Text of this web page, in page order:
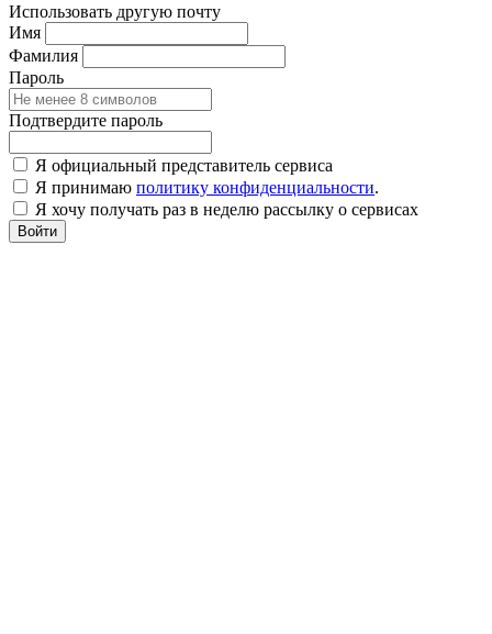
Использовать другую почту
Имя
Фамилия
Пароль
Подтвердите пароль
Я официальный представитель сервиса
Я принимаю политику конфиденциальности.
Я хочу получать раз в неделю рассылку о сервисах
Войти